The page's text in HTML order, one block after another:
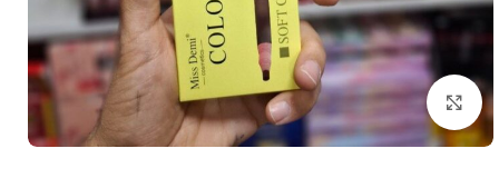
بزرگنمایی تصویر